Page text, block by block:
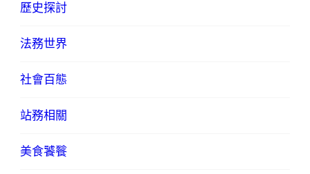
歷史探討
法務世界
社會百態
站務相關
美食饕餮